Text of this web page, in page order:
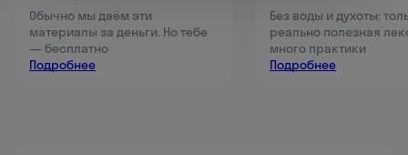
Обычно мы даём эти
материалы за деньги. Но тебе
— бесплатно
Подробнее
Без воды и духоты:
реально полезная
много практики
Подробнее